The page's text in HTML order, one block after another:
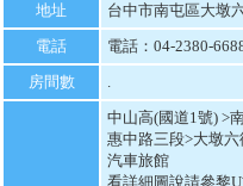
地址
台中市南屯區大墩
電話
電話：04-2380-
房間數
.
中山高(國道1號) >
惠中路三段>大墩
汽車旅館
看詳細圖說請參黎